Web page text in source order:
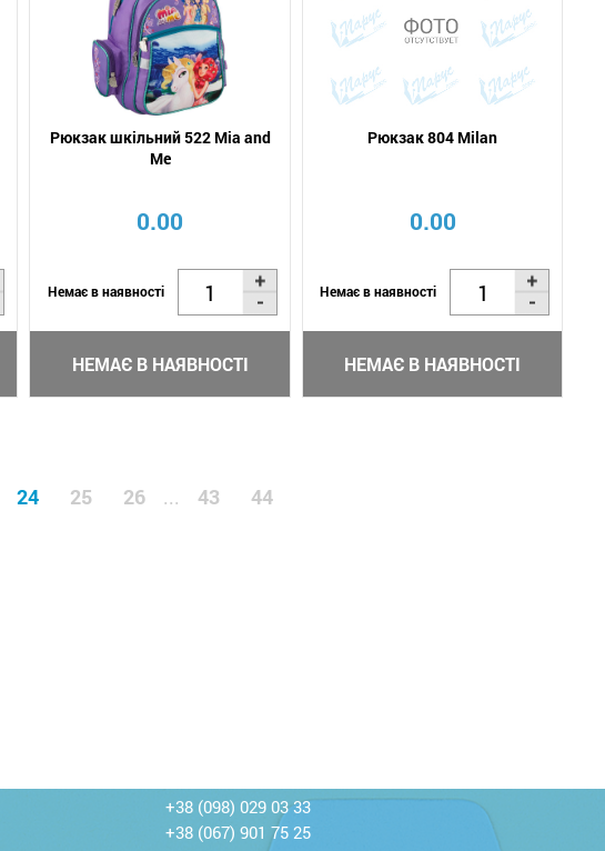
Рюкзак шкільний 522 Mia and
Me
0.00
Немає в наявності
НЕМАЄ В НАЯВНОСТІ
Рюкзак 804 Milan
0.00
Немає в наявності
НЕМАЄ В НАЯВНОСТІ
24 25 26 ... 43 44
+38 (098) 029 03 33
+38 (067) 901 75 25